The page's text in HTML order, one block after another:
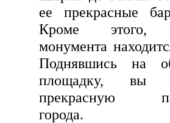
ее прекрасные
Кроме этого,
монумента
Поднявшись на
площадку, вы
прекрасную
города.